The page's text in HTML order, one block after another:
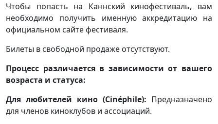
Чтобы попасть на Каннский кинофестиваль, вам
необходимо получить именную аккредитацию на
официальном сайте фестиваля.
Билеты в свободной продаже отсутствуют.
Процесс различается в зависимости от вашего
возраста и статуса:
Для любителей кино (Cinéphile): Предназначено
для членов киноклубов и ассоциаций.